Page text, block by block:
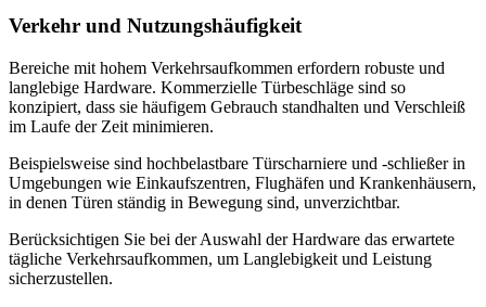
Verkehr und Nutzungshäufigkeit
Bereiche mit hohem Verkehrsaufkommen erfordern robuste und
langlebige Hardware. Kommerzielle Türbeschläge sind so
konzipiert, dass sie häufigem Gebrauch standhalten und Verschleiß
im Laufe der Zeit minimieren.
Beispielsweise sind hochbelastbare Türscharniere und -schließer in
Umgebungen wie Einkaufszentren, Flughäfen und Krankenhäusern,
in denen Türen ständig in Bewegung sind, unverzichtbar.
Berücksichtigen Sie bei der Auswahl der Hardware das erwartete
tägliche Verkehrsaufkommen, um Langlebigkeit und Leistung
sicherzustellen.